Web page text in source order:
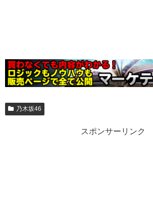
乃木坂46
スポンサーリンク